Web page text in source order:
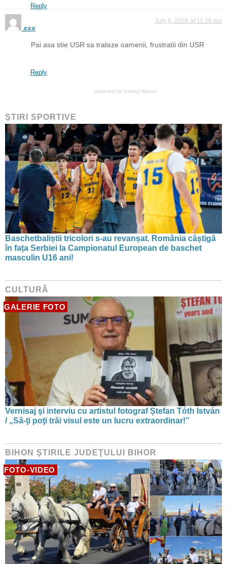
Reply
xxx
July 6, 2026 at 11:28 am
Pai asa stie USR sa trateze oamenii, frustratii din USR
Reply
powered by Surfing Waves
ŞTIRI SPORTIVE
Baschetbaliștii tricolori s-au revanșat. România câștigă
în fața Serbiei la Campionatul European de baschet
masculin U16 ani!
CULTURĂ
GALERIE FOTO
Vernisaj şi interviu cu artistul fotograf Ștefan Tóth István
/ „Să-ţi poţi trăi visul este un lucru extraordinar!”
BIHON ŞTIRILE JUDEŢULUI BIHOR
FOTO-VIDEO